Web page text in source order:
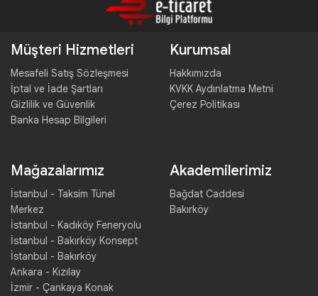
Müşteri Hizmetleri
Mesafeli Satış Sözleşmesi
İptal ve İade Şartları
Gizlilik ve Güvenlik
Banka Hesap Bilgileri
Kurumsal
Hakkımızda
KVKK Aydınlatma Metni
Çerez Politikası
Mağazalarımız
İstanbul - Taksim Tünel
Merkez
İstanbul - Kadıköy Feneryolu
İstanbul - Bakırköy Konsept
İstanbul - Bakırköy
Ankara - Kızılay
İzmir - Çankaya Konak
Akademilerimiz
Bağdat Caddesi
Bakırköy